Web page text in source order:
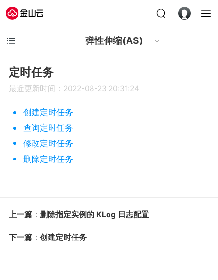
弹性伸缩(AS)
定时任务
最近更新时间：2022-08-23 20:31:24
创建定时任务
查询定时任务
修改定时任务
删除定时任务
上一篇：删除指定实例的 KLog 日志配置
下一篇：创建定时任务